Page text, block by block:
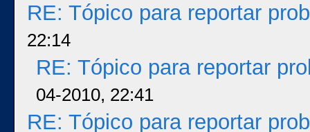
RE: Tópico para reportar
22:14
RE: Tópico para reportar
04-2010, 22:41
RE: Tópico para reportar